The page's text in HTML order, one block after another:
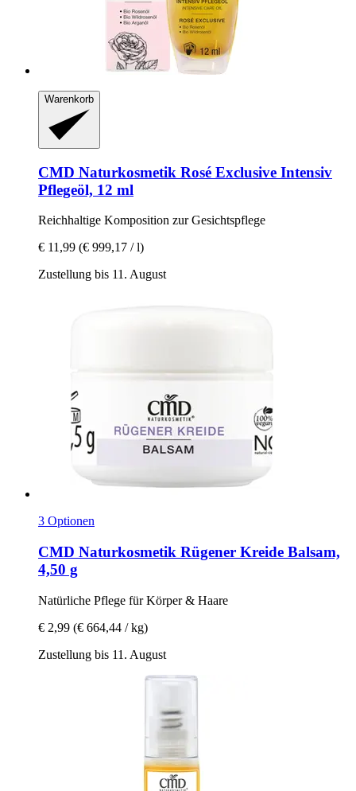
Warenkorb
CMD Naturkosmetik Rosé Exclusive Intensiv
Pflegeöl, 12 ml
Reichhaltige Komposition zur Gesichtspflege
€ 11,99 (€ 999,17 / l)
Zustellung bis 11. August
3 Optionen
CMD Naturkosmetik Rügener Kreide Balsam,
4,50 g
Natürliche Pflege für Körper & Haare
€ 2,99 (€ 664,44 / kg)
Zustellung bis 11. August